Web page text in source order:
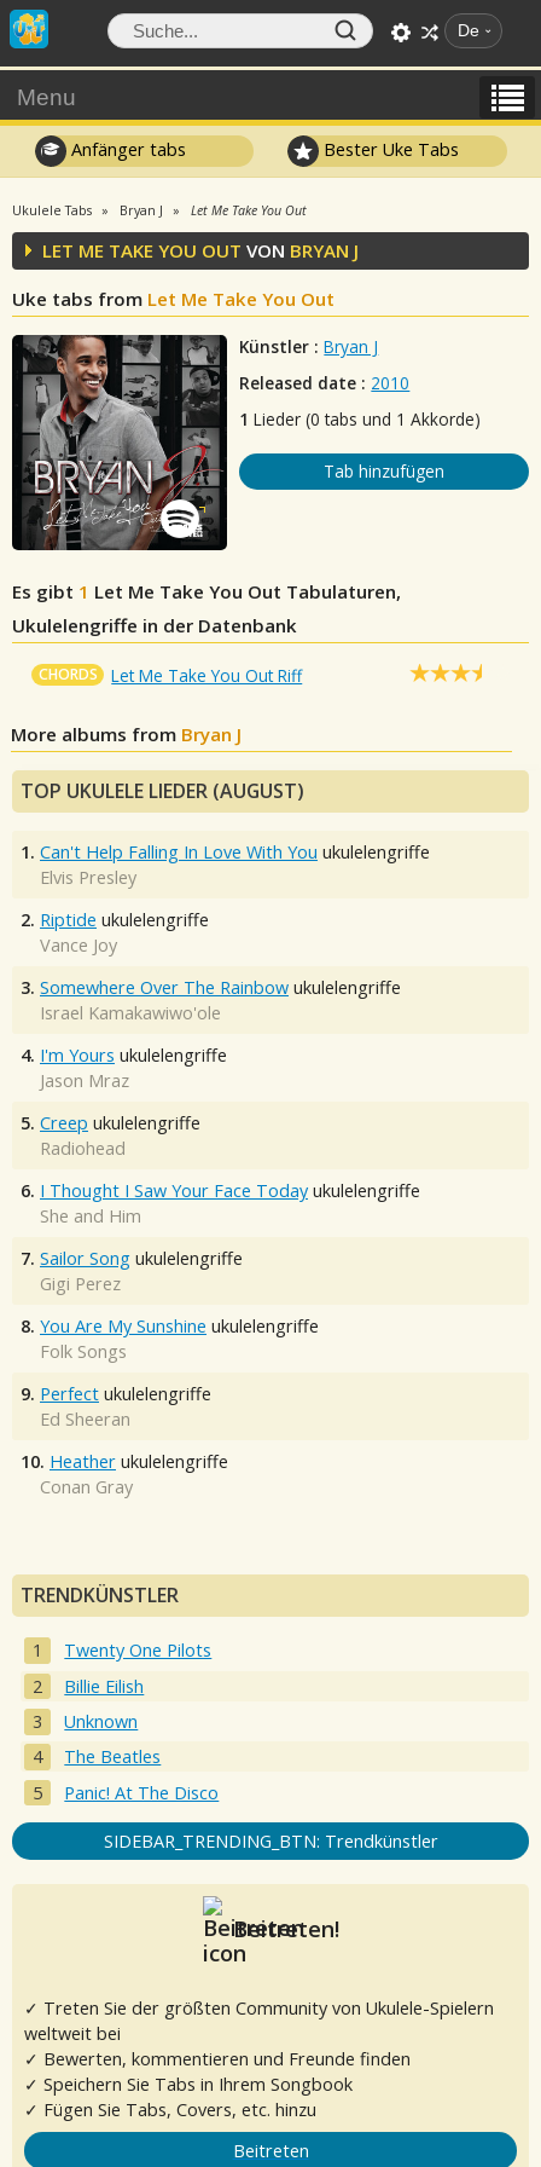
De
Menu
Anfänger tabs Bester Uke Tabs
Ukulele Tabs Bryan J Let Me Take You Out
LET ME TAKE YOU OUT VON BRYAN J
Uke tabs from Let Me Take You Out
Künstler : Bryan J
Released date : 2010
1 Lieder (0 tabs und 1 Akkorde)
Tab hinzufügen
Es gibt 1 Let Me Take You Out Tabulaturen,
Ukulelengriffe in der Datenbank
CHORDS Let Me Take You Out Riff
More albums from Bryan J
TOP UKULELE LIEDER (AUGUST)
1. Can't Help Falling In Love With You ukulelengriffe
Elvis Presley
2. Riptide ukulelengriffe
Vance Joy
3. Somewhere Over The Rainbow ukulelengriffe
Israel Kamakawiwo'ole
4. I'm Yours ukulelengriffe
Jason Mraz
5. Creep ukulelengriffe
Radiohead
6. I Thought I Saw Your Face Today ukulelengriffe
She and Him
7. Sailor Song ukulelengriffe
Gigi Perez
8. You Are My Sunshine ukulelengriffe
Folk Songs
9. Perfect ukulelengriffe
Ed Sheeran
10. Heather ukulelengriffe
Conan Gray
TRENDKÜNSTLER
Twenty One Pilots
Billie Eilish
Unknown
The Beatles
Panic! At The Disco
SIDEBAR_TRENDING_BTN: Trendkünstler
Beitreten!
✓ Treten Sie der größten Community von Ukulele-Spielern
weltweit bei
✓ Bewerten, kommentieren und Freunde finden
✓ Speichern Sie Tabs in Ihrem Songbook
✓ Fügen Sie Tabs, Covers, etc. hinzu
Beitreten